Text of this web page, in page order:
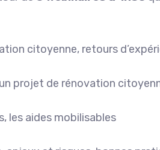
citoyenne, retours
projet de rénovation
les aides mobilisables